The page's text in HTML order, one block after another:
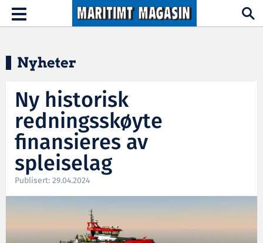
Hopp til hovedinnhold
Toggle
navigation
Nyheter
Ny historisk
redningsskøyte
finansieres av
spleiselag
Publisert: 29.04.2024